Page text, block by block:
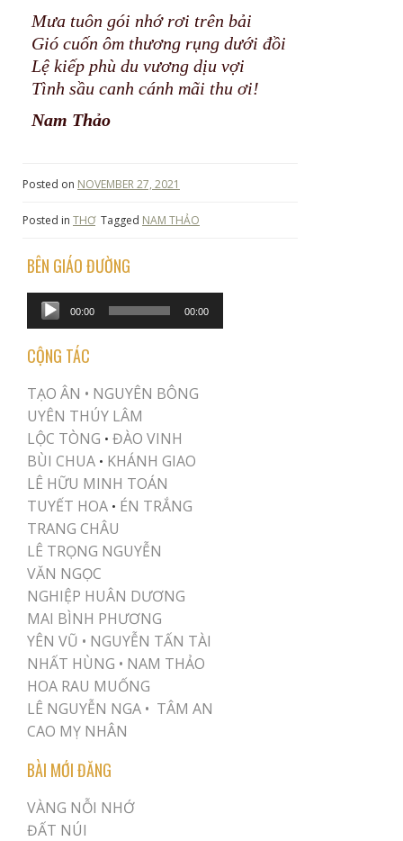
Mưa tuôn gói nhớ rơi trên bải
Gió cuốn ôm thương rụng dưới đồi
Lệ kiếp phù du vương dịu vợi
Tình sầu canh cánh mãi thu ơi!
Nam Thảo
Posted on NOVEMBER 27, 2021
Posted in THƠ Tagged NAM THẢO
BÊN GIÁO ĐƯỜNG
Audio
Player
00:00 00:00
CỘNG TÁC
TẠO ÂN • NGUYÊN BÔNG
UYÊN THÚY LÂM
LỘC TÒNG • ĐÀO VINH
BÙI CHUA • KHÁNH GIAO
LÊ HỮU MINH TOÁN
TUYẾT HOA • ÉN TRẮNG
TRANG CHÂU
LÊ TRỌNG NGUYỄN
VĂN NGỌC
NGHIỆP HUÂN DƯƠNG
MAI BÌNH PHƯƠNG
YÊN VŨ • NGUYỄN TẤN TÀI
NHẤT HÙNG • NAM THẢO
HOA RAU MUỐNG
LÊ NGUYỄN NGA • TÂM AN
CAO MỴ NHÂN
BÀI MỚI ĐĂNG
VÀNG NỖI NHỚ
ĐẤT NÚI